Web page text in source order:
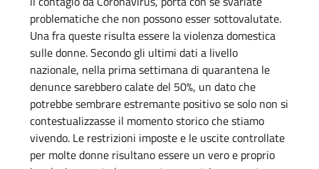
problematiche che non possono esser sottovalutate.
Una fra queste risulta essere la violenza domestica
sulle donne. Secondo gli ultimi dati a livello
nazionale, nella prima settimana di quarantena le
denunce sarebbero calate del 50%, un dato che
potrebbe sembrare estremante positivo se solo non si
contestualizzasse il momento storico che stiamo
vivendo. Le restrizioni imposte e le uscite controllate
per molte donne risultano essere un vero e proprio